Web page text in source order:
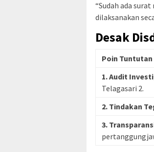
“Sudah ada
dilaksanakan
Desak
Poin Tuntutan
1. Audit
Telagasari 2.
2. Tindakan
3.